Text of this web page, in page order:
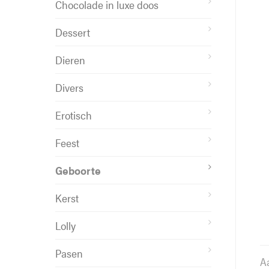
Chocolade in luxe doos
Dessert
Dieren
Divers
Erotisch
Feest
Geboorte
Kerst
Lolly
Pasen